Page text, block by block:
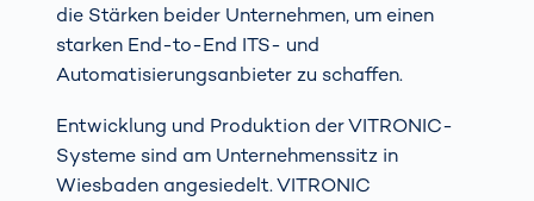
die Stärken beider Unternehmen, um einen
starken End-to-End ITS- und
Automatisierungsanbieter zu schaffen.
Entwicklung und Produktion der VITRONIC-
Systeme sind am Unternehmenssitz in
Wiesbaden angesiedelt. VITRONIC